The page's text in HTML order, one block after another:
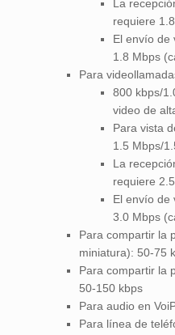
La
requiere
El envío de
1.8 Mbps
Para
800 kbps/
video de
Para vista
1.5 Mbps/
La
requiere
El envío de
3.0 Mbps
Para compartir la
miniatura): 50-75
Para compartir la
50-150 kbps
Para audio en
Para línea de